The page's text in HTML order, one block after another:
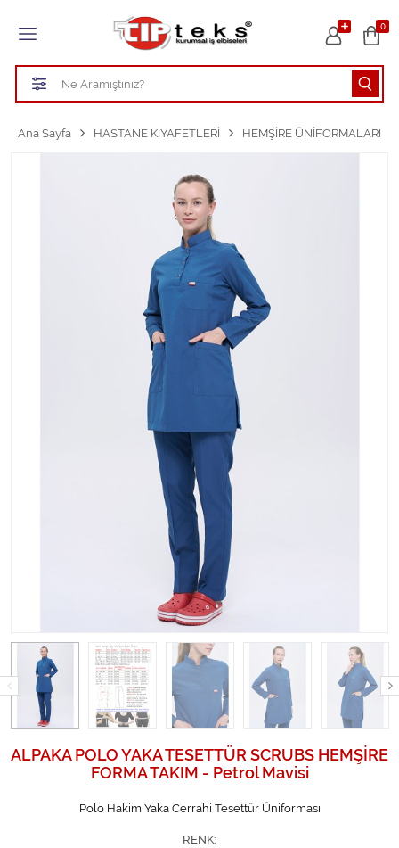
0
Tüm Kategoriler
HASTANE KIYAFETLERİ
Ana Sayfa HASTANE KIYAFETLERİ HEMŞİRE ÜNİFORMALARI
ALPAKA POLO YAKA TESETTÜR SCRUBS HEMŞİRE
FORMA TAKIM - Petrol Mavisi
Polo Hakim Yaka Cerrahi Tesettür Üniforması
RENK